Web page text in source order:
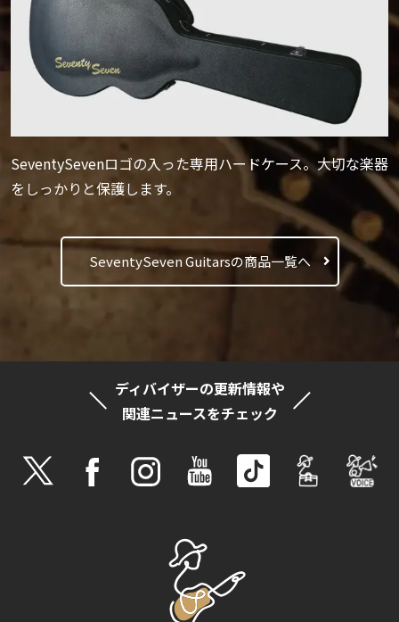
SeventySevenロゴの入った専用ハードケース。大切な楽器
をしっかりと保護します。
SeventySeven Guitarsの商品一覧へ
ディバイザーの更新情報や
関連ニュースをチェック